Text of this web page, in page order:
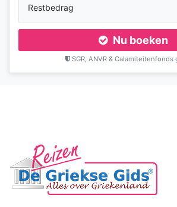
Restbedrag
Nu boeken
SGR, ANVR & Calamiteitenfonds